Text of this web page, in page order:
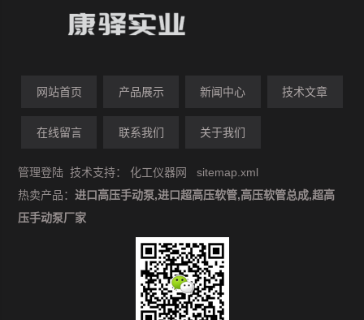
网站首页 产品展示 新闻中心 技术文章
在线留言 联系我们 关于我们
管理登陆 技术支持：化工仪器网
sitemap.xml
热卖产品：进口高压手动泵,进口超高压软管,高压软管总成,超高
压手动泵厂家